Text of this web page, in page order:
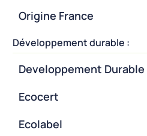
Origine France
Développement durable :
Developpement Durable
Ecocert
Ecolabel